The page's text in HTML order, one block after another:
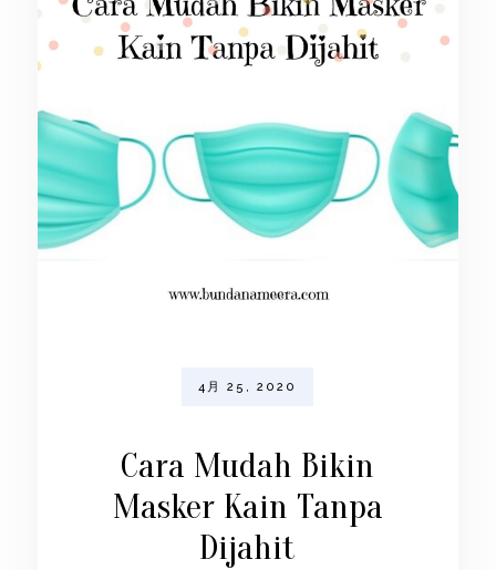
4月 25, 2020
Cara Mudah Bikin
Masker Kain Tanpa
Dijahit